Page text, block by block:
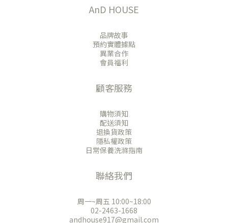
AnD HOUSE
品牌故事
預約實體據點
異業合作
會員福利
顧客服務
購物須知
配送須知
退換貨政策
隱私權政策
日常保養洗滌指南
聯絡我們
周一~周五 10:00~18:00
02-2463-1668
andhouse917@gmail.com